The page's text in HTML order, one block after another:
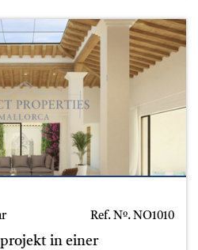
Ref. Nº. NO1010
in einer